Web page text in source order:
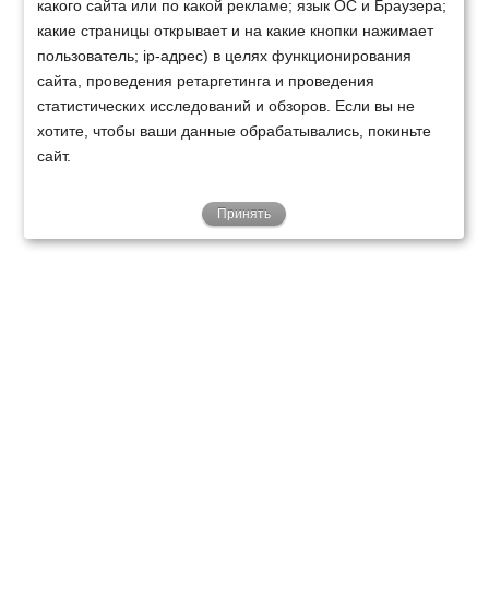
какого сайта или по какой рекламе; язык ОС и Браузера;
какие страницы открывает и на какие кнопки нажимает
пользователь; ip-адрес) в целях функционирования
сайта, проведения ретаргетинга и проведения
статистических исследований и обзоров. Если вы не
хотите, чтобы ваши данные обрабатывались, покиньте
сайт.
Принять